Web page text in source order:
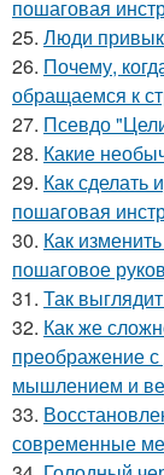
пошаговая
25. Люди
26. Почему,
обращаемся к
27. Псевдо
28. Какие
29. Как сделать
пошаговая
30. Как
пошаговое
31. Так
32. Как же
преображение
мышлением и
33.
современные